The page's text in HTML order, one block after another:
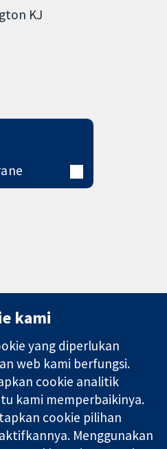
KJ
Kingdom
Hubungi kita
Berita
Pejabat
akhbar
Perihal Kami
Pekerjaan
Cochrane
kami
yang diperlukan
web kami berfungsi.
cookie analitik
kami memperbaikinya.
cookie pilihan
Menggunakan